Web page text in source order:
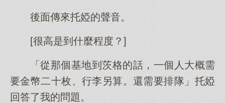
後面傳來托婭的聲音。
[很高是到什麼程度？]
「從那個基地到茨格的話，一個人大概需
要金幣二十枚、行李另算。還需要排隊」托婭
回答了我的問題。